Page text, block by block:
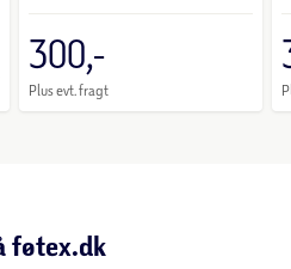
300,-
Plus evt. fragt
føtex.dk